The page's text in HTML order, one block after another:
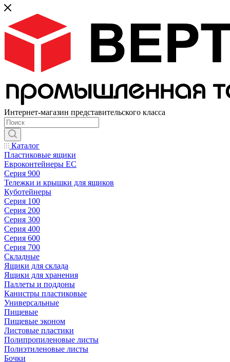
Интернет-магазин представительского класса
Каталог
Пластиковые ящики
Евроконтейнеры ЕС
Серия 900
Тележки и крышки для ящиков
Куботейнеры
Серия 100
Серия 200
Серия 300
Серия 400
Серия 600
Серия 700
Складные
Ящики для склада
Ящики для хранения
Паллеты и поддоны
Канистры пластиковые
Универсальные
Пищевые
Пищевые эконом
Листовые пластики
Полипропиленовые листы
Полиэтиленовые листы
Бочки